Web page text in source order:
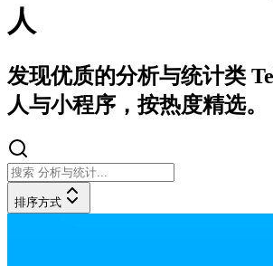
人
发现优质的分析与统计类
人与小程序，按热度精选。
排序方式